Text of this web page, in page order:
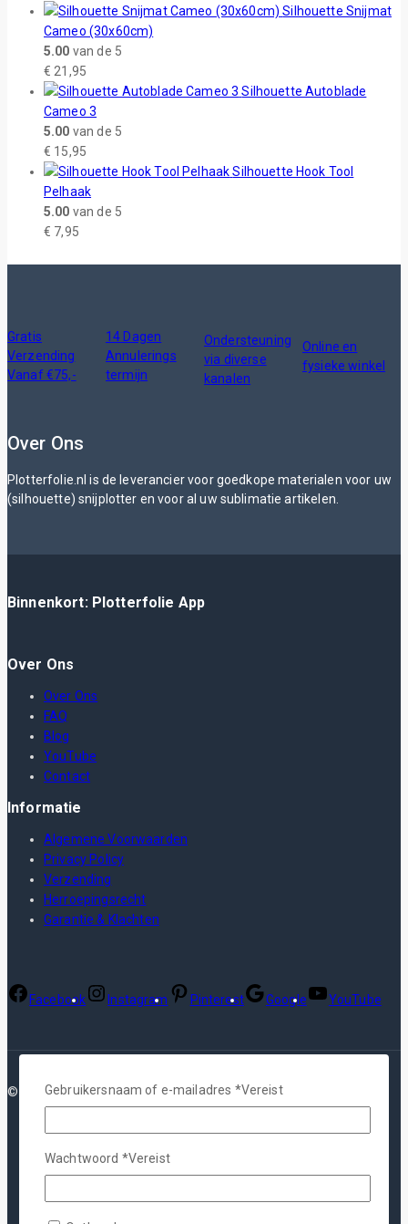
Silhouette Snijmat
Cameo (30x60cm)
5.00 van de 5
€ 21,95
Silhouette Autoblade
Cameo 3
5.00 van de 5
€ 15,95
Silhouette Hook Tool
Pelhaak
5.00 van de 5
€ 7,95
Gratis
Verzending
Vanaf €75,-
14 Dagen
Annulerings
termijn
Ondersteuning
via diverse
kanalen
Online en
fysieke winkel
Over Ons
Plotterfolie.nl is de leverancier voor goedkope materialen voor uw
(silhouette) snijplotter en voor al uw sublimatie artikelen.
Binnenkort: Plotterfolie App
Over Ons
Over Ons
FAQ
Blog
YouTube
Contact
Informatie
Algemene Voorwaarden
Privacy Policy
Verzending
Herroepingsrecht
Garantie & Klachten
Facebook Instagram Pinterest Google YouTube
© 2026 Plotterfolie
Gebruikersnaam of e-mailadres *Vereist
Wachtwoord *Vereist